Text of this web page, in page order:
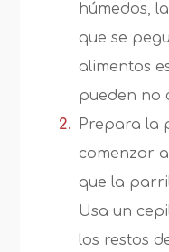
húmedos,
que se
alimentos
pueden no
Prepara la
comenzar
que la
Usa un
los restos